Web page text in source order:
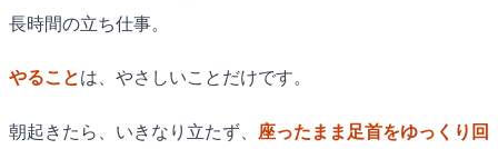
長時間の立ち仕事。
やることは、やさしいことだけです。
朝起きたら、いきなり立たず、 座ったまま足首をゆっくり回